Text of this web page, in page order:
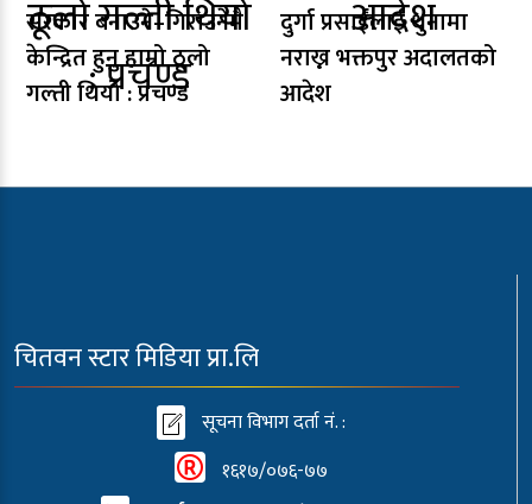
सरकार बनाउने–गिराउनेमै
केन्द्रित हुनु हाम्रो ठूलो
गल्ती थियो : प्रचण्ड
दुर्गा प्रसाईंलाई थुनामा
नराख्न भक्तपुर अदालतको
आदेश
चितवन स्टार मिडिया प्रा.लि
सूचना विभाग दर्ता नं. :
१६१७/०७६-७७